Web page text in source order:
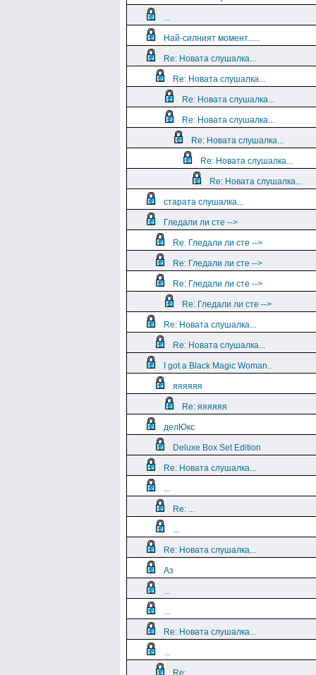
...
Най-силният момент......
Re: Новата слушалка...
Re: Новата слушалка...
Re: Новата слушалка...
Re: Новата слушалка...
Re: Новата слушалка...
Re: Новата слушалка...
Re: Новата слушалка...
старата слушалка...
Гледали ли сте -->
Re: Гледали ли сте -->
Re: Гледали ли сте -->
Re: Гледали ли сте -->
Re: Гледали ли сте -->
Re: Новата слушалка...
Re: Новата слушалка...
I got a Black Magic Woman..
яяяяяя
Re: яяяяяя
делЮкс
Deluxe Box Set Edition
Re: Новата слушалка...
...
Re: ...
...
Re: Новата слушалка...
Аз
...
...
Re: Новата слушалка...
...
Re: ...